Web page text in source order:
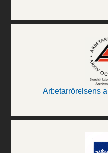
Arbetarrörelsens